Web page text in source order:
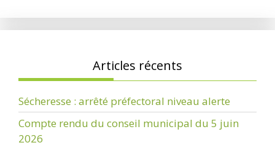
Articles récents
Sécheresse : arrêté préfectoral niveau alerte
Compte rendu du conseil municipal du 5 juin
2026